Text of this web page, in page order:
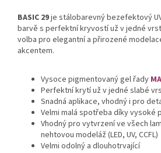
BASIC 29je stálobarevný bezefektový
barvě s perfektní kryvostí už v jedné
volba pro elegantní a přirozené
akcentem.
Vysoce pigmentovaný gel řady
Perfektní krytí už v jedné slabé
Snadná aplikace, vhodný i pro
Velmi malá spotřeba díky vysoké
Vhodný pro vytvrzení ve všech
nehtovou modeláž (LED, UV, CCFL)
Velmi odolný a dlouhotrvající